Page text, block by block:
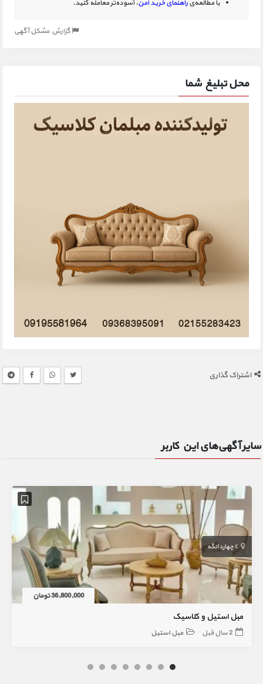
با مطالعه‌یراهنمای خرید امن، آسوده‌تر معامله کنید.
گزارش مشکل آگهی
محل تبلیغ شما
اشتراک گذاری
سایر آگهی‌های این کاربر
چهاردانگه
36,800,000 تومان
مبل استیل و کلاسیک
2 سال قبل مبل استیل